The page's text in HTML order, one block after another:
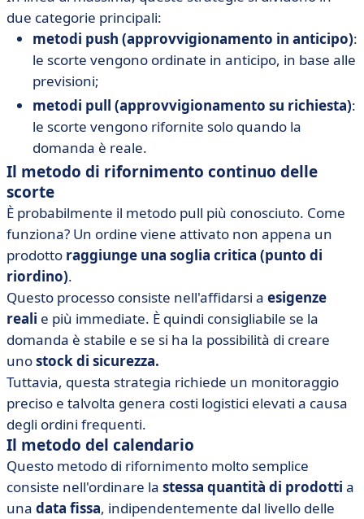
due categorie principali:
metodi push (approvvigionamento in anticipo):
le scorte vengono ordinate in anticipo, in base alle
previsioni;
metodi pull (approvvigionamento su richiesta):
le scorte vengono rifornite solo quando la
domanda è reale.
Il metodo di rifornimento continuo delle
scorte
È probabilmente il metodo pull più conosciuto. Come
funziona? Un ordine viene attivato non appena un
prodotto raggiunge una soglia critica (punto di
riordino).
Questo processo consiste nell'affidarsi a esigenze
reali e più immediate. È quindi consigliabile se la
domanda è stabile e se si ha la possibilità di creare
unostock di sicurezza.
Tuttavia, questa strategia richiede un monitoraggio
preciso e talvolta genera costi logistici elevati a causa
degli ordini frequenti.
Il metodo del calendario
Questo metodo di rifornimento molto semplice
consiste nell'ordinare la stessa quantità di prodotti a
una data fissa, indipendentemente dal livello delle